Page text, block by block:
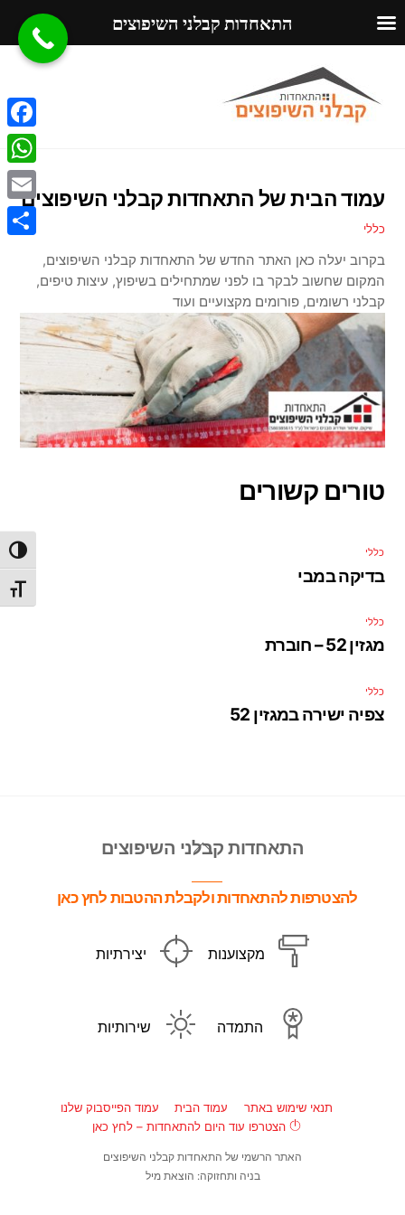
מתג
content
עמוד הבית של התאחדות קבלני השיפוצים
כללי
בקרוב יעלה כאן האתר החדש של התאחדות קבלני השיפוצים,
המקום שחשוב לבקר בו לפני שמתחילים בשיפוץ, עיצות טיפים,
קבלני רשומים, פורומים מקצועיים ועוד
טורים קשורים
כללי
בדיקה במבי
כללי
מגזין 52 – חוברת
כללי
צפיה ישירה במגזין 52
Back
To
Top
התאחדות קבלני השיפוצים
להצטרפות להתאחדות ולקבלת ההטבות לחץ כאן
מקצוענות יצירתיות
התמדה שירותיות
תנאי שימוש באתר עמוד הבית
עמוד הפייסבוק שלנו
הצטרפו עוד היום להתאחדות – לחץ כאן
האתר הרשמי של התאחדות קבלני השיפוצים
בניה ותחזוקה: הוצאת מיל
F
a
c
e
o
k
W
h
a
A
p
E
התאחדות קבלני השיפוצים